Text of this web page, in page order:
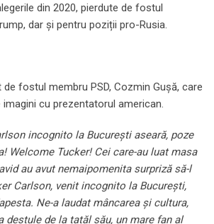
din 2020, pierdute de fostul
dar și pentru poziții pro-Rusia.
fostul membru PSD, Cozmin Gușă, care
cu prezentatorul american.
incognito la București aseară, poze
Welcome Tucker! Cei care-au luat masa
au avut nemaipomenita surpriză să-l
Carlson, venit incognito la București,
Ne-a laudat mâncarea și cultura,
destule de la tatăl său, un mare fan al